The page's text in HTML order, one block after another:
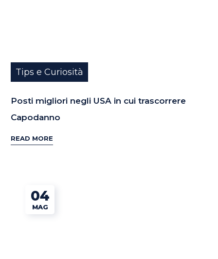
Tips e Curiosità
Posti migliori negli USA in cui trascorrere
Capodanno
READ MORE
04
MAG